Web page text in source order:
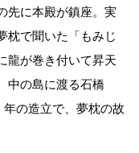
先に本殿が鎮座。実
枕で聞いた「もみじ
龍が巻き付いて昇天
中の島に渡る石橋
の造立で、夢枕の故